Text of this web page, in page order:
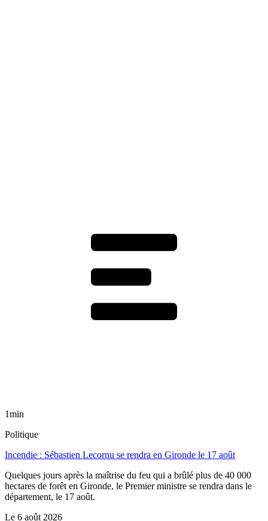
1min
Politique
Incendie : Sébastien Lecornu se rendra en Gironde le 17 août
Quelques jours après la maîtrise du feu qui a brûlé plus de 40 000
hectares de forêt en Gironde, le Premier ministre se rendra dans le
département, le 17 août.
Le 6 août 2026